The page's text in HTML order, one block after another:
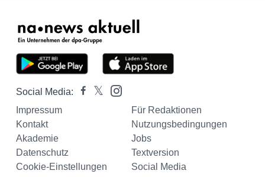
Social Media:
Impressum
Für Redaktionen
Kontakt
Nutzungsbedingungen
Akademie
Jobs
Datenschutz
Textversion
Cookie-Einstellungen
Social Media